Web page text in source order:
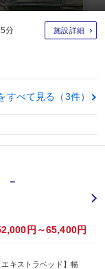
分 施設詳細
すべて見る（3件）
－
円～65,400円
キストラベッド】幅